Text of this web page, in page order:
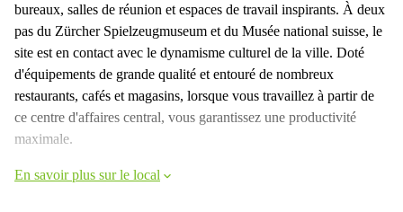
bureaux, salles de réunion et espaces de travail inspirants. À deux
pas du Zürcher Spielzeugmuseum et du Musée national suisse, le
site est en contact avec le dynamisme culturel de la ville. Doté
d'équipements de grande qualité et entouré de nombreux
restaurants, cafés et magasins, lorsque vous travaillez à partir de
ce centre d'affaires central, vous garantissez une productivité
maximale.
En savoir plus sur le local